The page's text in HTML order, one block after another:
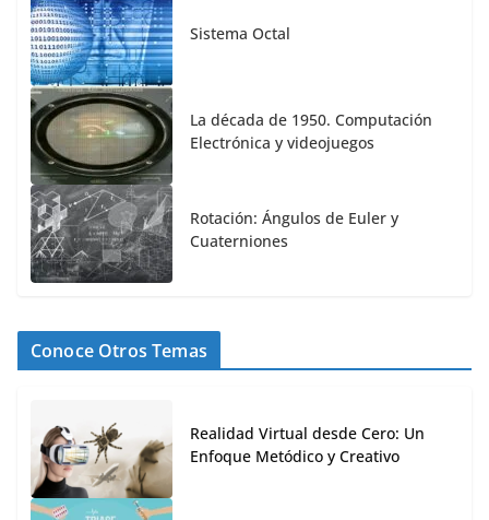
Sistema Octal
La década de 1950. Computación
Electrónica y videojuegos
Rotación: Ángulos de Euler y
Cuaterniones
Conoce Otros Temas
Realidad Virtual desde Cero: Un
Enfoque Metódico y Creativo